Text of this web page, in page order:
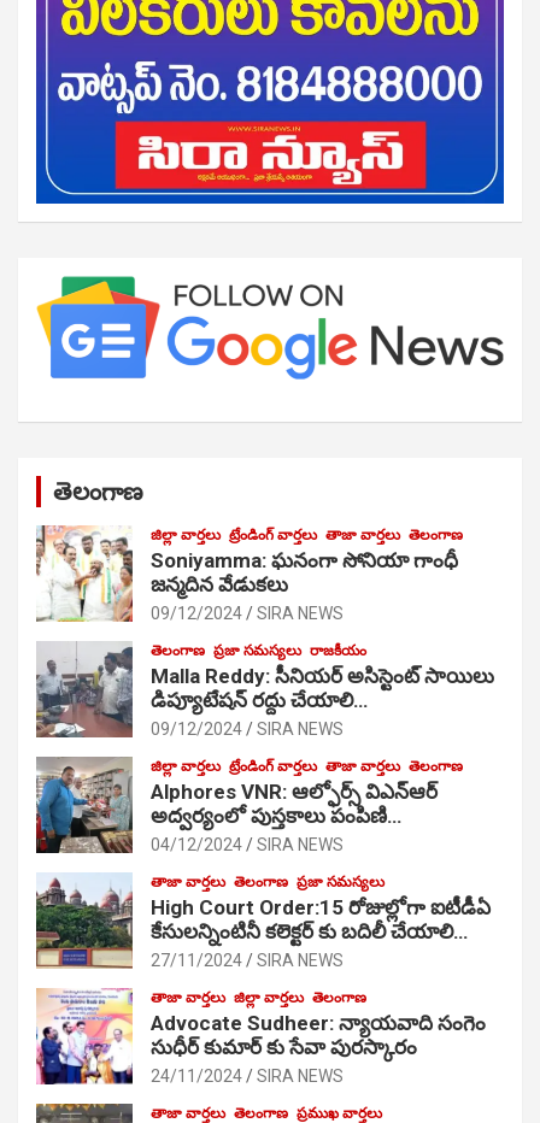
తెలంగాణ
జిల్లా వార్తలు ట్రేండింగ్ వార్తలు తాజా వార్తలు తెలంగాణ
Soniyamma: ఘ‌నంగా సోనియా గాంధీ
జ‌న్మ‌దిన వేడుక‌లు
09/12/2024 SIRA NEWS
తెలంగాణ ప్రజా సమస్యలు రాజకీయం
Malla Reddy: సీనియర్ అసిస్టెంట్ సాయిలు
డిప్యూటేషన్ రద్దు చేయాలి…
09/12/2024 SIRA NEWS
జిల్లా వార్తలు ట్రేండింగ్ వార్తలు తాజా వార్తలు తెలంగాణ
Alphores VNR: ఆల్ఫోర్స్ విఎన్ఆర్
అద్వర్యంలో పుస్తకాలు పంపిణి…
04/12/2024 SIRA NEWS
తాజా వార్తలు తెలంగాణ ప్రజా సమస్యలు
High Court Order:15 రోజుల్లోగా ఐటీడీఏ
కేసులన్నింటినీ కలెక్టర్ కు బదిలీ చేయాలి…
27/11/2024 SIRA NEWS
తాజా వార్తలు జిల్లా వార్తలు తెలంగాణ
Advocate Sudheer: న్యాయవాది సంగెం
సుధీర్ కుమార్ కు సేవా పురస్కారం
24/11/2024 SIRA NEWS
తాజా వార్తలు తెలంగాణ ప్రముఖ వార్తలు